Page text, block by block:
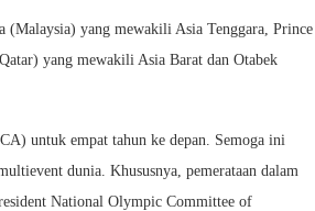
yang mewakili Asia Tenggara, Prince
yang mewakili Asia Barat dan Otabek
untuk empat tahun ke depan. Semoga ini
dunia. Khususnya, pemerataan dalam
National Olympic Committee of